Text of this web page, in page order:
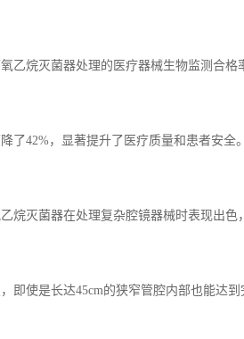
乙烷灭菌器处理的医疗器械生物监测合
了42%，显著提升了医疗质量和患者安全
烷灭菌器在处理复杂腔镜器械时表现出
即使是长达45cm的狭窄管腔内部也能达